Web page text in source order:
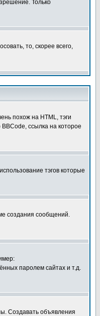
Только
то, скорее всего,
похож на HTML, тэги
ссылка на которое
тэгов которые
создания сообщений.
паролем сайтах и т.д.
Создавать объявления